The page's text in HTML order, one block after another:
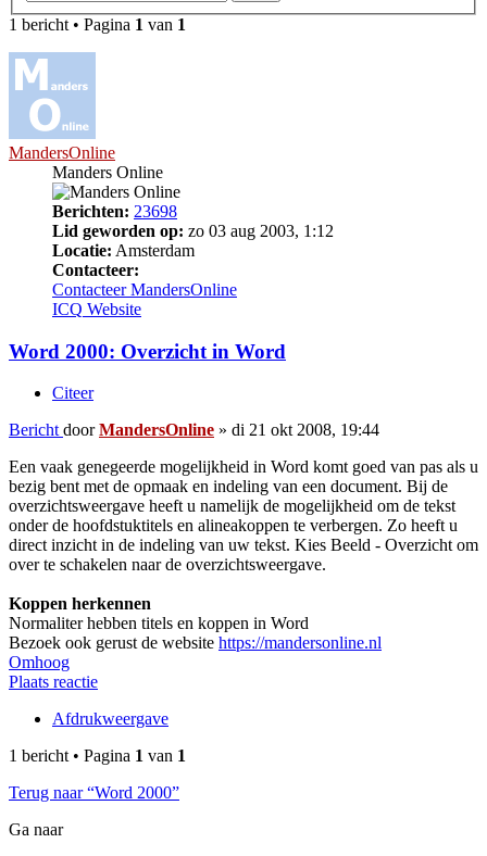
1 bericht • Pagina 1 van 1
MandersOnline
Manders Online
Berichten: 23698
Lid geworden op: zo 03 aug 2003, 1:12
Locatie: Amsterdam
Contacteer:
Contacteer MandersOnline
ICQ Website
Word 2000: Overzicht in Word
Citeer
Bericht doorMandersOnline » di 21 okt 2008, 19:44
Een vaak genegeerde mogelijkheid in Word komt goed van pas als u
bezig bent met de opmaak en indeling van een document. Bij de
overzichtsweergave heeft u namelijk de mogelijkheid om de tekst
onder de hoofdstuktitels en alineakoppen te verbergen. Zo heeft u
direct inzicht in de indeling van uw tekst. Kies Beeld - Overzicht om
over te schakelen naar de overzichtsweergave.
Koppen herkennen
Normaliter hebben titels en koppen in Word
Bezoek ook gerust de website https://mandersonline.nl
Omhoog
Plaats reactie
Afdrukweergave
1 bericht • Pagina 1 van 1
Terug naar “Word 2000”
Ga naar